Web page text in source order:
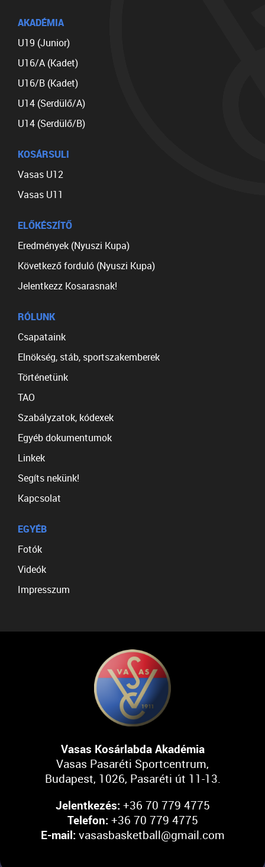
AKADÉMIA
U19 (Junior)
U16/A (Kadet)
U16/B (Kadet)
U14 (Serdülő/A)
U14 (Serdülő/B)
KOSÁRSULI
Vasas U12
Vasas U11
ELŐKÉSZÍTŐ
Eredmények (Nyuszi Kupa)
Következő forduló (Nyuszi Kupa)
Jelentkezz Kosarasnak!
RÓLUNK
Csapataink
Elnökség, stáb, sportszakemberek
Történetünk
TAO
Szabályzatok, kódexek
Egyéb dokumentumok
Linkek
Segíts nekünk!
Kapcsolat
EGYÉB
Fotók
Videók
Impresszum
Vasas Kosárlabda Akadémia
Vasas Pasaréti Sportcentrum,
Budapest, 1026, Pasaréti út 11-13.
Jelentkezés: +36 70 779 4775
Telefon: +36 70 779 4775
E-mail: vasasbasketball@gmail.com